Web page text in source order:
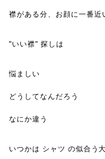
襟がある分、お顔に一番近
"いい襟" 探しは
悩ましい
どうしてなんだろう
なにか違う
いつかは シャツ の似合う